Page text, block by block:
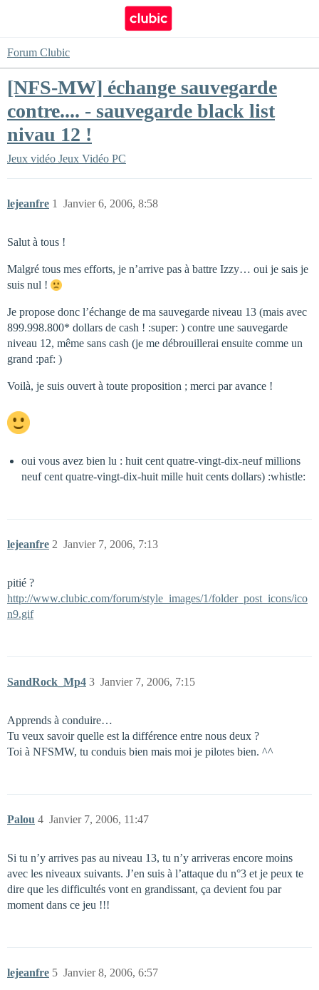
Forum Clubic
[NFS-MW] échange sauvegarde
contre.... - sauvegarde black list
nivau 12 !
Jeux vidéo Jeux Vidéo PC
lejeanfre Janvier 6, 2006, 8:58
1
Salut à tous !
Malgré tous mes efforts, je n’arrive pas à battre Izzy… oui je sais je
suis nul !
Je propose donc l’échange de ma sauvegarde niveau 13 (mais avec
899.998.800* dollars de cash ! :super: ) contre une sauvegarde
niveau 12, même sans cash (je me débrouillerai ensuite comme un
grand :paf: )
Voilà, je suis ouvert à toute proposition ; merci par avance !
oui vous avez bien lu : huit cent quatre-vingt-dix-neuf millions
neuf cent quatre-vingt-dix-huit mille huit cents dollars) :whistle:
lejeanfre Janvier 7, 2006, 7:13
2
pitié ?
http://www.clubic.com/forum/style_images/1/folder_post_icons/ico
n9.gif
SandRock_Mp4 Janvier 7, 2006, 7:15
3
Apprends à conduire…
Tu veux savoir quelle est la différence entre nous deux ?
Toi à NFSMW, tu conduis bien mais moi je pilotes bien. ^^
Palou Janvier 7, 2006, 11:47
4
Si tu n’y arrives pas au niveau 13, tu n’y arriveras encore moins
avec les niveaux suivants. J’en suis à l’attaque du n°3 et je peux te
dire que les difficultés vont en grandissant, ça devient fou par
moment dans ce jeu !!!
lejeanfre Janvier 8, 2006, 6:57
5